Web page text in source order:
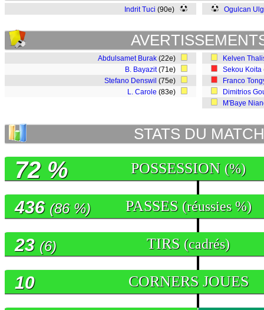
Indrit Tuci (90e) Ogulcan
Abdulsamet Burak (22e)
B. Bayazit(71e)
Stefano Denswil (75e)
L. Carole (83e)
Kelven
Sekou Koita
Franco
Dimitrios
M'Baye
STATS DU MATCH
POSSESSION (%)
72 %
PASSES (réussies %)
436 (86 %)
TIRS (cadrés)
23 (6)
CORNERS JOUES
10